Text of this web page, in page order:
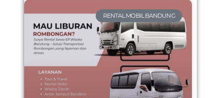
RENTAL MOBIL BANDUNG